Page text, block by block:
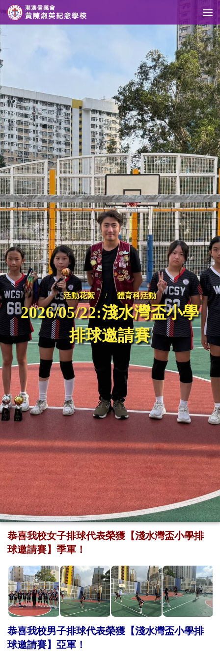
Skip to content
活動花絮 / 體育科活動
2026/05/22:淺水灣盃小學
排球邀請賽
恭喜我校女子排球代表榮獲【淺水灣盃小學排
球邀請賽】季軍！
恭喜我校男子排球代表榮獲【淺水灣盃小學排
球邀請賽】亞軍！